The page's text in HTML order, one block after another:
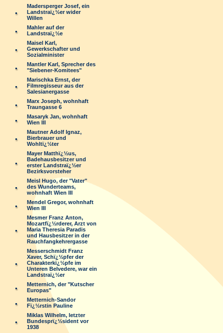
Madersperger Josef, ein
Landstraï¿½er wider
Willen
Mahler auf der
Landstraï¿½e
Maisel Karl,
Gewerkschafter und
Sozialminister
Mantler Karl, Sprecher des
"Siebener-Komitees"
Marischka Ernst, der
Filmregisseur aus der
Salesianergasse
Marx Joseph, wohnhaft
Traungasse 6
Masaryk Jan, wohnhaft
Wien III
Mautner Adolf Ignaz,
Bierbrauer und
Wohltï¿½ter
Mayer Matthï¿½us,
Badehausbesitzer und
erster Landstraï¿½er
Bezirksvorsteher
Meisl Hugo, der "Vater"
des Wunderteams,
wohnhaft Wien III
Mendel Gregor, wohnhaft
Wien III
Mesmer Franz Anton,
Mozartfï¿½rderer, Arzt von
Maria Theresia Paradis
und Hausbesitzer in der
Rauchfangkehrergasse
Messerschmidt Franz
Xaver, Schï¿½pfer der
Charakterkï¿½pfe im
Unteren Belvedere, war ein
Landstraï¿½er
Metternich, der "Kutscher
Europas"
Metternich-Sandor
Fï¿½rstin Pauline
Miklas Wilhelm, letzter
Bundesprï¿½sident vor
1938